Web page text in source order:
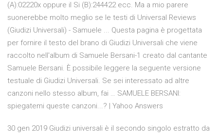
(A):02220x oppure il Si (B):244422 ecc. Ma a mio parere
suonerebbe molto meglio se le testi di Universal Reviews
(Giudizi Universali) - Samuele ... Questa pagina è progettata
per fornire il testo del brano di Giudizi Universali che viene
raccolto nell'album di Samuele Bersani-1 creato dal cantante
Samuele Bersani. È possibile leggere la seguente versione
testuale di Giudizi Universali. Se sei interessato ad altre
canzoni nello stesso album, fai … SAMUELE BERSANI:
spiegatemi queste canzoni...? | Yahoo Answers
30 gen 2019 Giudizi universali è il secondo singolo estratto da